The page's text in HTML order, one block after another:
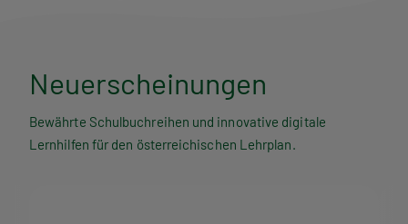
Neuerscheinungen
Bewährte Schulbuchreihen und innovative digitale
Lernhilfen für den österreichischen Lehrplan.